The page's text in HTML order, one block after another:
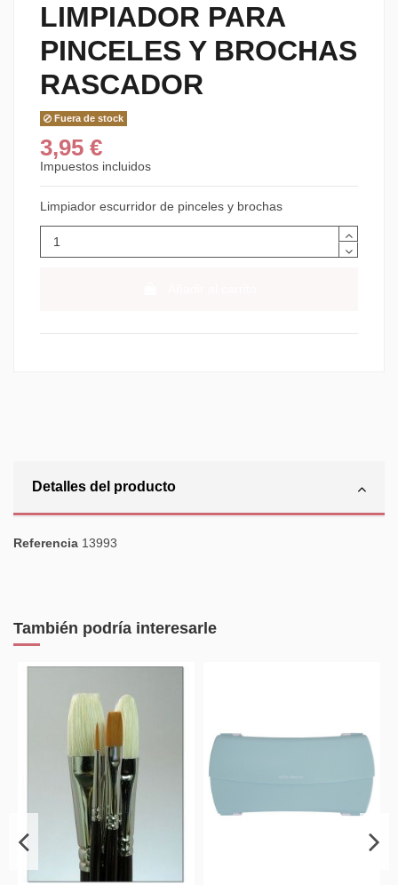
LIMPIADOR PARA
PINCELES Y BROCHAS
RASCADOR
Fuera de stock
3,95 €
Impuestos incluidos
Limpiador escurridor de pinceles y brochas
Detalles del producto
Referencia 13993
También podría interesarle